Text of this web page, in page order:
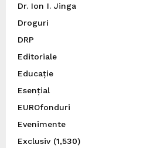
Dr. Ion I. Jinga
Droguri
DRP
Editoriale
Educație
Esențial
EUROfonduri
Evenimente
Exclusiv(1,530)